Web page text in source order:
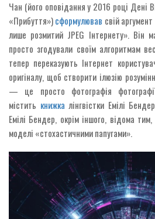
Чан (його оповідання у 2016 році Дені
«Прибуття»)сформулював свій
лише розмитий JPEG Інтернету». Він
просто згодували своїм алгоритмам
тепер переказують Інтернет
оригіналу, щоб створити ілюзію
— це просто фотографія
містить книжка лінгвістки Емілі
Емілі Бендер, окрім іншого, відома
моделі «стохастичними папугами».